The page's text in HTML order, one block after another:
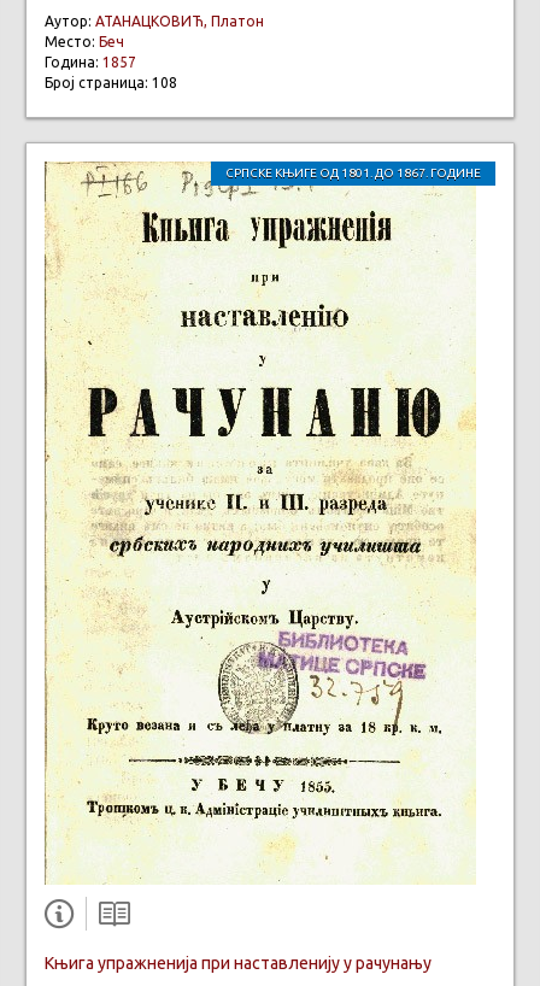
Аутор: АТАНАЦКОВИЋ, Платон
Место: Беч
Година: 1857
Број страница: 108
СРПСКЕ КЊИГЕ ОД 1801. ДО 1867. ГОДИНЕ
Књига упражненија при наставленију у рачунању